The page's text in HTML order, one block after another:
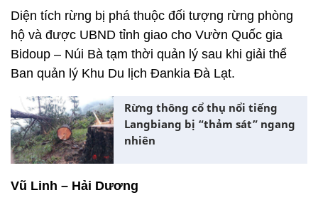
Diện tích rừng bị phá thuộc đối tượng rừng phòng
hộ và được UBND tỉnh giao cho Vườn Quốc gia
Bidoup – Núi Bà tạm thời quản lý sau khi giải thể
Ban quản lý Khu Du lịch Đankia Đà Lạt.
Rừng thông cổ thụ nổi tiếng
Langbiang bị “thảm sát” ngang
nhiên
Vũ Linh – Hải Dương